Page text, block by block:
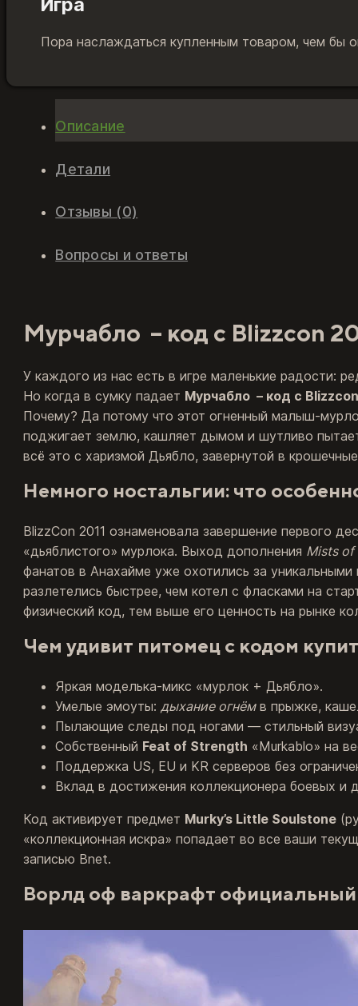
Игра
Пора наслаждаться купленным товаром, чем бы
Описание
Детали
Отзывы (0)
Вопросы и ответы
Мурчабло – код с Blizzcon
У каждого из нас есть в игре маленькие радости:
Но когда в сумку падает Мурчабло – код с
Почему? Да потому что этот огненный малыш-
поджигает землю, кашляет дымом и шутливо
всё это с харизмой Дьябло, завернутой в
Немного ностальгии: что
BlizzCon 2011 ознаменовала завершение первого
«дьяблистого» мурлока. Выход дополнения Mists of
фанатов в Анахайме уже охотились за
разлетелись быстрее, чем котел с фласками на
физический код, тем выше его ценность на рынке
Чем удивит питомец с кодом
Яркая моделька‑микс «мурлок + Дьябло».
Умелые эмоуты: дыхание огнёмв прыжке,
Пылающие следы под ногами — стильный
Собственный Feat of Strength «Murkablo» на
Поддержка US, EU и KR серверов без
Вклад в достижения коллекционера боевых и
Код активирует предмет Murky’s Little Soulstone
«коллекционная искра» попадает во все ваши
записью Bnet.
Ворлд оф варкрафт официальный